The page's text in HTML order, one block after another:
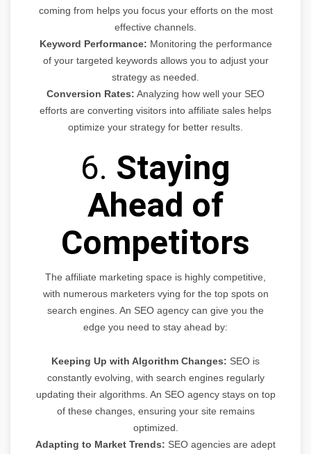
coming from helps you focus your efforts on the most
effective channels.
Keyword Performance: Monitoring the performance
of your targeted keywords allows you to adjust your
strategy as needed.
Conversion Rates: Analyzing how well your SEO
efforts are converting visitors into affiliate sales helps
optimize your strategy for better results.
6. Staying
Ahead of
Competitors
The affiliate marketing space is highly competitive,
with numerous marketers vying for the top spots on
search engines. An SEO agency can give you the
edge you need to stay ahead by:
Keeping Up with Algorithm Changes: SEO is
constantly evolving, with search engines regularly
updating their algorithms. An SEO agency stays on top
of these changes, ensuring your site remains
optimized.
Adapting to Market Trends: SEO agencies are adept